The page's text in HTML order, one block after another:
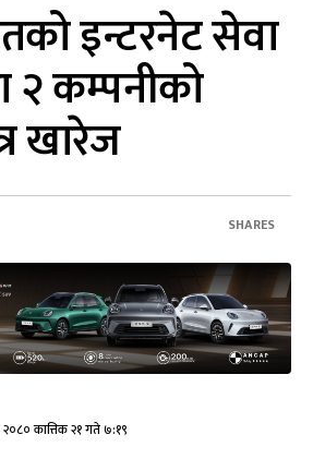
इन्टरनेट सेवा
२ कम्पनीको
खारेज
SHARES
२०८० कात्तिक २१ गते ७:१९